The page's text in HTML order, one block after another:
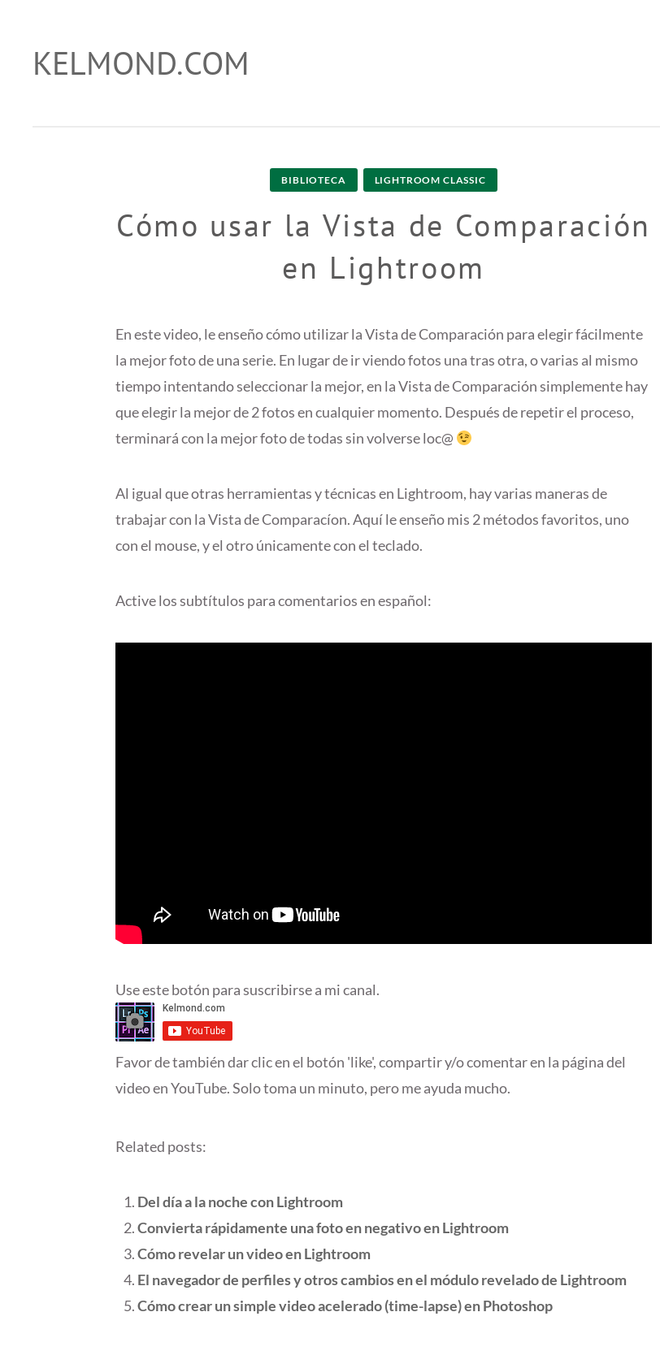
contentKELMOND.COM
trucos para photoshop y lightroom
BIBLIOTECA LIGHTROOM CLASSIC
Cómo usar la Vista de Comparación
en Lightroom
En este video, le enseño cómo utilizar la Vista de Comparación para elegir fácilmente
la mejor foto de una serie. En lugar de ir viendo fotos una tras otra, o varias al mismo
tiempo intentando seleccionar la mejor, en la Vista de Comparación simplemente hay
que elegir la mejor de 2 fotos en cualquier momento. Después de repetir el proceso,
terminará con la mejor foto de todas sin volverse loc@
Al igual que otras herramientas y técnicas en Lightroom, hay varias maneras de
trabajar con la Vista de Comparacíon. Aquí le enseño mis 2 métodos favoritos, uno
con el mouse, y el otro únicamente con el teclado.
Active los subtítulos para comentarios en español:
Use este botón para suscribirse a mi canal.
Favor de también dar clic en el botón 'like', compartir y/o comentar en la página del
video en YouTube. Solo toma un minuto, pero me ayuda mucho.
Related posts:
Del día a la noche con Lightroom
Convierta rápidamente una foto en negativo en Lightroom
Cómo revelar un video en Lightroom
El navegador de perfiles y otros cambios en el módulo revelado de Lightroom
Cómo crear un simple video acelerado (time-lapse) en Photoshop